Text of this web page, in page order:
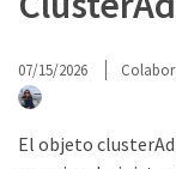
07/15/2026
El objeto